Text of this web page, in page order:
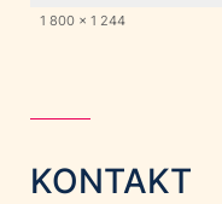
1 800 x 1 244
KONTAKT